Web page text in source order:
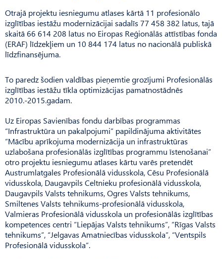
Otrajā projektu iesniegumu atlases kārtā 11 profesionālo
izglītības iestāžu modernizācijai sadalīs 77 458 382 latus, tajā
skaitā 66 614 208 latus no Eiropas Reģionālās attīstības fonda
(ERAF) līdzekļiem un 10 844 174 latus no nacionālā publiskā
līdzfinansējuma.
To paredz šodien valdības pieņemtie grozījumi Profesionālās
izglītības iestāžu tīkla optimizācijas pamatnostādnēs
2010.-2015.gadam.
Uz Eiropas Savienības fondu darbības programmas
“Infrastruktūra un pakalpojumi” papildinājuma aktivitātes
“Mācību aprīkojuma modernizācija un infrastruktūras
uzlabošana profesionālās izglītības programmu īstenošanai”
otro projektu iesniegumu atlases kārtu varēs pretendēt
Austrumlatgales Profesionālā vidusskola, Cēsu Profesionālā
vidusskola, Daugavpils Celtnieku profesionālā vidusskola,
Daugavpils Valsts tehnikums, Ogres Valsts tehnikums,
Smiltenes Valsts tehnikums-profesionālā vidusskola,
Valmieras Profesionālā vidusskola un profesionālās izglītības
kompetences centri “Liepājas Valsts tehnikums”, “Rīgas Valsts
tehnikums”, “Jelgavas Amatniecības vidusskola”, “Ventspils
Profesionālā vidusskola”.